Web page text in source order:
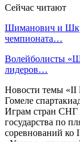
Сейчас читают
Шиманович и
чемпионата…
Волейболисты
лидеров…
Новости темы «II
Гомеле
Играм стран СНГ
государства по
соревнований ко